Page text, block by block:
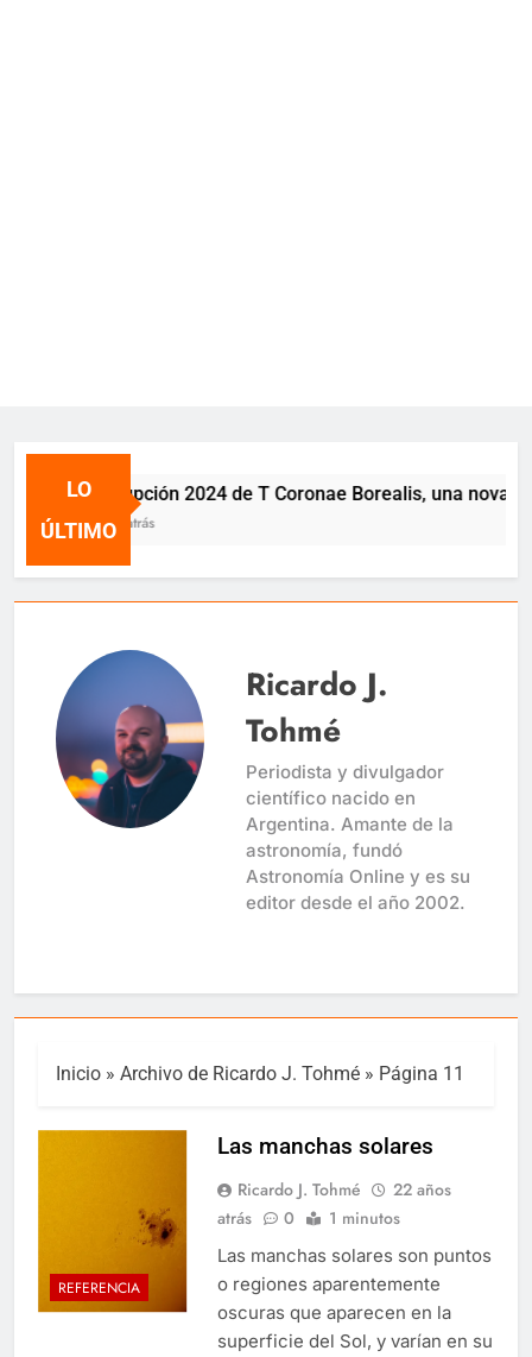
LO
ÚLTIMO
La erupción 2024 de T Coronae Borealis, una nova
2 años atrás
Ricardo J.
Tohmé
Periodista y divulgador
científico nacido en
Argentina. Amante de la
astronomía, fundó
Astronomía Online y es su
editor desde el año 2002.
Inicio » Archivo de Ricardo J. Tohmé » Página 11
REFERENCIA
Las manchas solares
Ricardo J. Tohmé
22 años
atrás
0 1 minutos
Las manchas solares son puntos
o regiones aparentemente
oscuras que aparecen en la
superficie del Sol, y varían en su